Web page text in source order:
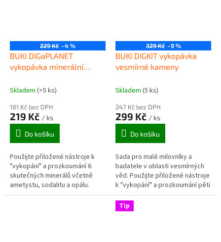
229 Kč –4 %
BUKI DIGaPLANET
vykopávka minerální
Skladem (>5 ks)
181 Kč bez DPH
219 Kč / ks
Do košíku
Použijte přiložené nástroje k
"vykopání" a prozkoumání 6
skutečných minerálů včetně
ametystu, sodalitu a opálu.
329 Kč –9 %
BUKI DIGKIT vykopávka
vesmírné kameny
Skladem (5 ks)
247 Kč bez DPH
299 Kč / ks
Do košíku
Sada pro malé milovníky a
badatele v oblasti vesmírných
věd. Použijte přiložené nástroje
k "vykopání" a prozkoumání pěti
vesmírných kamenů a dvou
insignií vesmírných misí. Z...
Tip